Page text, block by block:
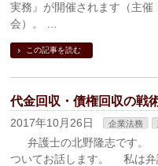
実務』が開催されます（主催
会）。 …
この記事を読む
代金回収・債権回収の戦
2017年10月26日 企業法務
弁護士の北野隆志です。
ついてお話します。 私は弁